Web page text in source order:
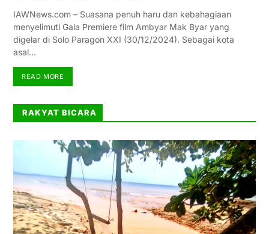
IAWNews.com – Suasana penuh haru dan kebahagiaan
menyelimuti Gala Premiere film Ambyar Mak Byar yang
digelar di Solo Paragon XXI (30/12/2024). Sebagai kota
asal…
READ MORE
RAKYAT BICARA